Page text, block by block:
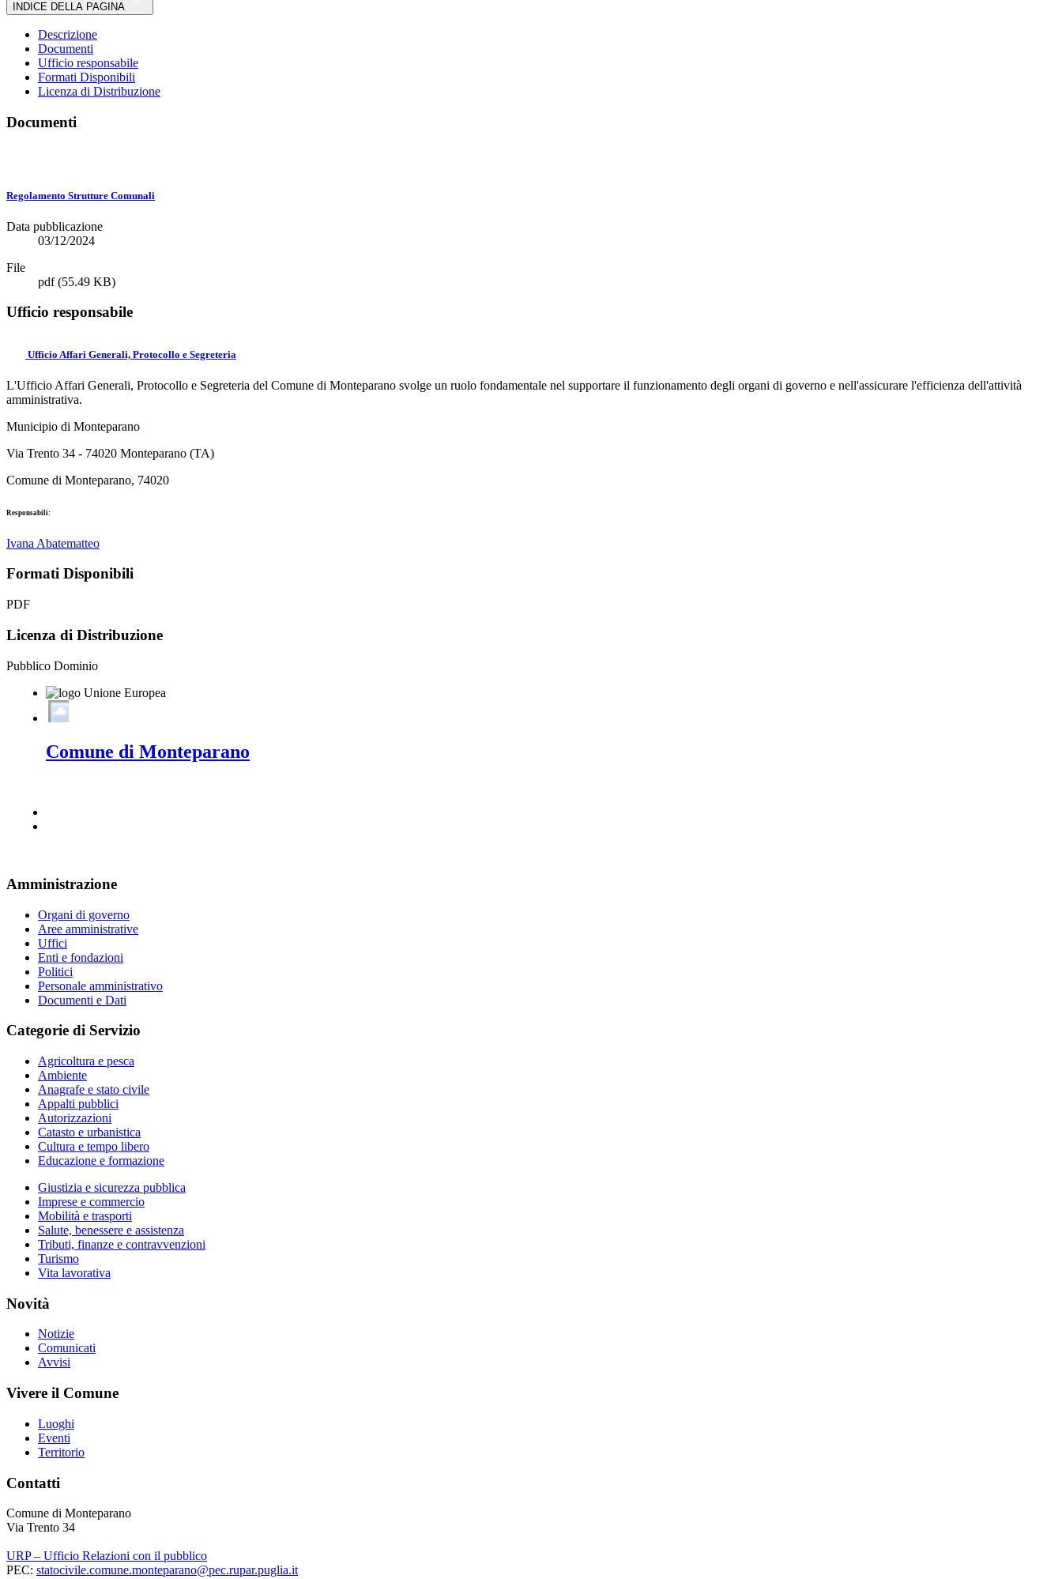
INDICE DELLA PAGINA
Descrizione
Documenti
Ufficio responsabile
Formati Disponibili
Licenza di Distribuzione
Documenti
Regolamento Strutture Comunali
Data pubblicazione
03/12/2024
File
pdf(55.49 KB)
Ufficio responsabile
Ufficio Affari Generali, Protocollo e Segreteria
L'Ufficio Affari Generali, Protocollo e Segreteria del Comune di Monteparano svolge un ruolo fondamentale nel supportare il funzionamento degli organi di governo e nell'assicurare l'efficienza dell'attività
amministrativa.
Municipio di Monteparano
Via Trento 34 - 74020 Monteparano (TA)
Comune di Monteparano, 74020
Responsabili:
Ivana Abatematteo
Formati Disponibili
PDF
Licenza di Distribuzione
Pubblico Dominio
Comune di Monteparano
Amministrazione
Organi di governo
Aree amministrative
Uffici
Enti e fondazioni
Politici
Personale amministrativo
Documenti e Dati
Categorie di Servizio
Agricoltura e pesca
Ambiente
Anagrafe e stato civile
Appalti pubblici
Autorizzazioni
Catasto e urbanistica
Cultura e tempo libero
Educazione e formazione
Giustizia e sicurezza pubblica
Imprese e commercio
Mobilità e trasporti
Salute, benessere e assistenza
Tributi, finanze e contravvenzioni
Turismo
Vita lavorativa
Novità
Notizie
Comunicati
Avvisi
Vivere il Comune
Luoghi
Eventi
Territorio
Contatti
Comune di Monteparano
Via Trento 34
URP – Ufficio Relazioni con il pubblico
PEC: statocivile.comune.monteparano@pec.rupar.puglia.it